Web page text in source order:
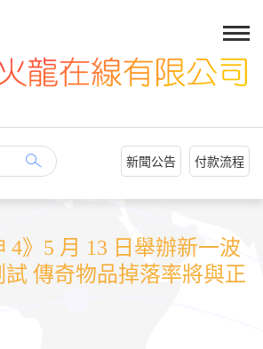
新聞公告 付款流程
4》5 月 13 日舉辦新一波
傳奇物品掉落率將與正